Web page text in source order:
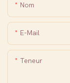
Nom
E-Mail
Teneur